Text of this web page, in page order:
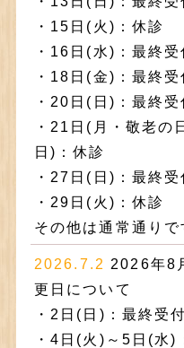
・15日(火)：休診
・16日(水)：最終
・18日(金)：最終
・20日(日)：最終
・21日(月・敬老の
日)：休診
・27日(日)：最終
・29日(火)：休診
その他は通常通りで
2026.7.2 2026年8
更日について
・2日(日)：最終受
・4日(火)～5日(水)